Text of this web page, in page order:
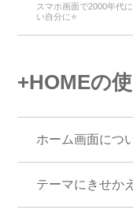
スマホ画面で2000年代
い自分に⭐
+HOMEの
ホーム画面につ
テーマにきせか